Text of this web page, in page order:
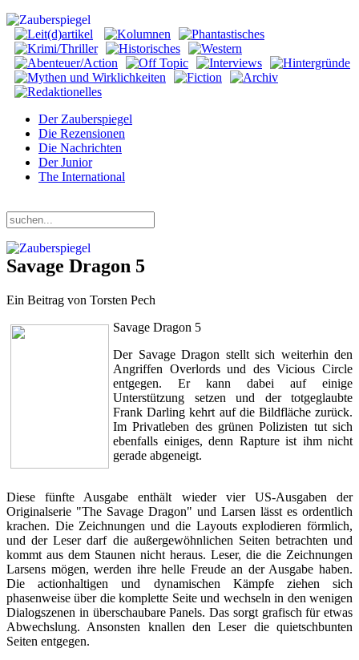
Der Zauberspiegel
Die Rezensionen
Die Nachrichten
Der Junior
The International
Savage Dragon 5
Ein Beitrag von Torsten Pech
Savage Dragon 5
Der Savage Dragon stellt sich weiterhin den
Angriffen Overlords und des Vicious Circle
entgegen. Er kann dabei auf einige
Unterstützung setzen und der totgeglaubte
Frank Darling kehrt auf die Bildfläche zurück.
Im Privatleben des grünen Polizisten tut sich
ebenfalls einiges, denn Rapture ist ihm nicht
gerade abgeneigt.
Diese fünfte Ausgabe enthält wieder vier US-Ausgaben der
Originalserie "The Savage Dragon" und Larsen lässt es ordentlich
krachen. Die Zeichnungen und die Layouts explodieren förmlich,
und der Leser darf die außergewöhnlichen Seiten betrachten und
kommt aus dem Staunen nicht heraus. Leser, die die Zeichnungen
Larsens mögen, werden ihre helle Freude an der Ausgabe haben.
Die actionhaltigen und dynamischen Kämpfe ziehen sich
phasenweise über die komplette Seite und wechseln in den wenigen
Dialogszenen in überschaubare Panels. Das sorgt grafisch für etwas
Abwechslung. Ansonsten knallen den Leser die quietschbunten
Seiten entgegen.